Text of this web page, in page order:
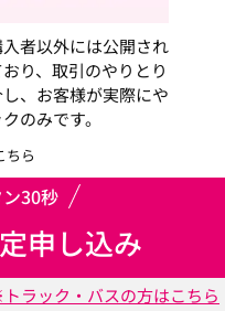
者以外には公開され
り、取引のやりとり
、お客様が実際にや
のみです。
ちら
30秒
申し込み
ラック・バスの方はこちら